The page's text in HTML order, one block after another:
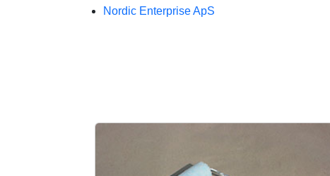
Nordic Enterprise ApS